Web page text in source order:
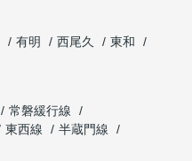
有明 西尾久
東和
常磐緩行線
東西線
半蔵門線